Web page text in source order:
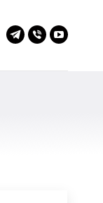
Telegram
Viber